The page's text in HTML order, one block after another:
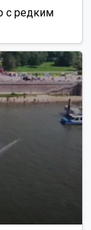
с редким